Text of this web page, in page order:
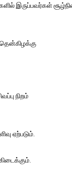
இருப்பவர்கள்
நிறம்
ஏற்படும்.